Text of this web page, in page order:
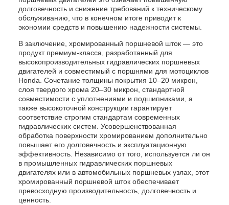
долговечность и снижение требований к техническому
обслуживанию, что в конечном итоге приводит к
экономии средств и повышению надежности системы.
В заключение, хромированный поршневой шток — это
продукт премиум-класса, разработанный для
высокопроизводительных гидравлических поршневых
двигателей и совместимый с поршнями для мотоциклов
Honda. Сочетание толщины покрытия 10–20 микрон,
слоя твердого хрома 20–30 микрон, стандартной
совместимости с уплотнениями и подшипниками, а
также высокоточной конструкции гарантирует
соответствие строгим стандартам современных
гидравлических систем. Усовершенствованная
обработка поверхности хромированием дополнительно
повышает его долговечность и эксплуатационную
эффективность. Независимо от того, используется ли он
в промышленных гидравлических поршневых
двигателях или в автомобильных поршневых узлах, этот
хромированный поршневой шток обеспечивает
превосходную производительность, долговечность и
ценность.